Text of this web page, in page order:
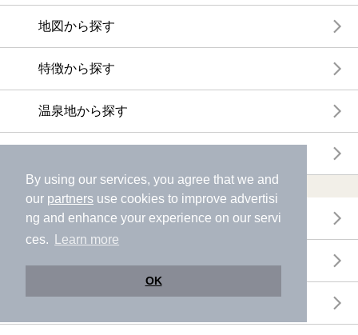
By using our services, you agree that we and
our partners use cookies to improve advertisi
ng and enhance your experience on our servi
ces.
Learn more
OK
地図から探す
特徴から探す
温泉地から探す
おトクに利用する
電子チケットが利用できる施設一覧